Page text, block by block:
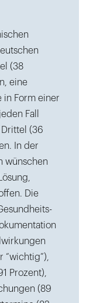
(38
eine
in Form einer
Fall
(36
In der
wünschen
Die
“wichtig”),
Prozent),
(89